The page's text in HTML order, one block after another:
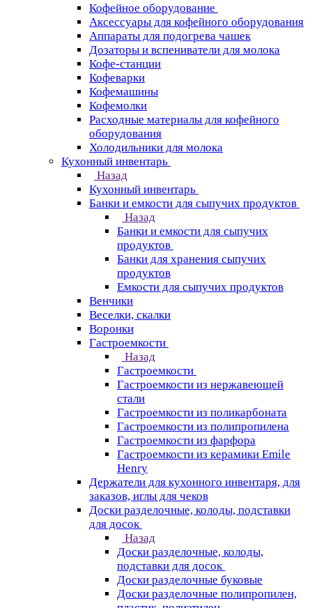
Кофейное оборудование
Аксессуары для кофейного оборудования
Аппараты для подогрева чашек
Дозаторы и вспениватели для молока
Кофе-станции
Кофеварки
Кофемашины
Кофемолки
Расходные материалы для кофейного
оборудования
Холодильники для молока
Кухонный инвентарь
Назад
Кухонный инвентарь
Банки и емкости для сыпучих продуктов
Назад
Банки и емкости для сыпучих
продуктов
Банки для хранения сыпучих
продуктов
Емкости для сыпучих продуктов
Венчики
Веселки, скалки
Воронки
Гастроемкости
Назад
Гастроемкости
Гастроемкости из нержавеющей
стали
Гастроемкости из поликарбоната
Гастроемкости из полипропилена
Гастроемкости из фарфора
Гастроемкости из керамики Emile
Henry
Держатели для кухонного инвентаря, для
заказов, иглы для чеков
Доски разделочные, колоды, подставки
для досок
Назад
Доски разделочные, колоды,
подставки для досок
Доски разделочные буковые
Доски разделочные полипропилен,